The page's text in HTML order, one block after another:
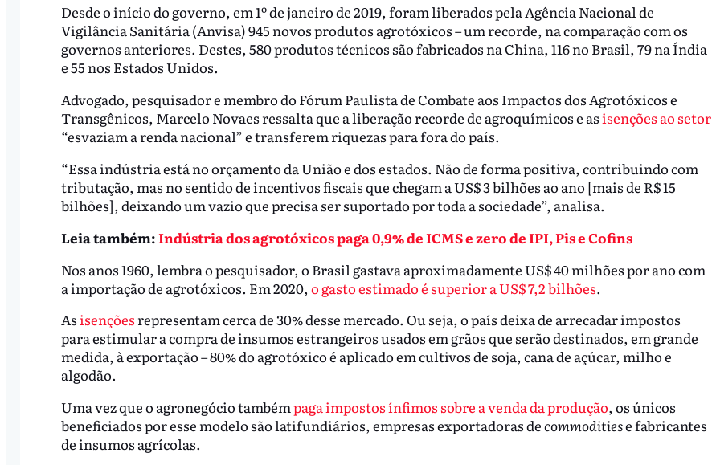
Desde o início do governo, em 1º de janeiro de 2019, foram liberados pela Agência Nacional de
Vigilância Sanitária (Anvisa) 945 novos produtos agrotóxicos – um recorde, na comparação com os
governos anteriores. Destes, 580 produtos técnicos são fabricados na China, 116 no Brasil, 79 na Índia
e 55 nos Estados Unidos.
Advogado, pesquisador e membro do Fórum Paulista de Combate aos Impactos dos Agrotóxicos e
Transgênicos, Marcelo Novaes ressalta que a liberação recorde de agroquímicos e as isenções ao setor
“esvaziam a renda nacional” e transferem riquezas para fora do país.
“Essa indústria está no orçamento da União e dos estados. Não de forma positiva, contribuindo com
tributação, mas no sentido de incentivos fiscais que chegam a US$ 3 bilhões ao ano [mais de R$ 15
bilhões], deixando um vazio que precisa ser suportado por toda a sociedade”, analisa.
Leia também:Indústria dos agrotóxicos paga 0,9% de ICMS e zero de IPI, Pis e Cofins
Nos anos 1960, lembra o pesquisador, o Brasil gastava aproximadamente US$ 40 milhões por ano com
a importação de agrotóxicos. Em 2020, o gasto estimado é superior a US$ 7,2 bilhões.
Asisenções representam cerca de 30% desse mercado. Ou seja, o país deixa de arrecadar impostos
para estimular a compra de insumos estrangeiros usados em grãos que serão destinados, em grande
medida, à exportação – 80% do agrotóxico é aplicado em cultivos de soja, cana de açúcar, milho e
algodão.
Uma vez que o agronegócio tambémpaga impostos ínfimos sobre a venda da produção, os únicos
beneficiados por esse modelo são latifundiários, empresas exportadoras decommoditiese fabricantes
de insumos agrícolas.